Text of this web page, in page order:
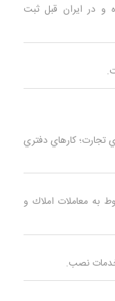
و در ایران قبل ثبت
تجارت؛ كارهاي دفتري
به معاملات املاك و